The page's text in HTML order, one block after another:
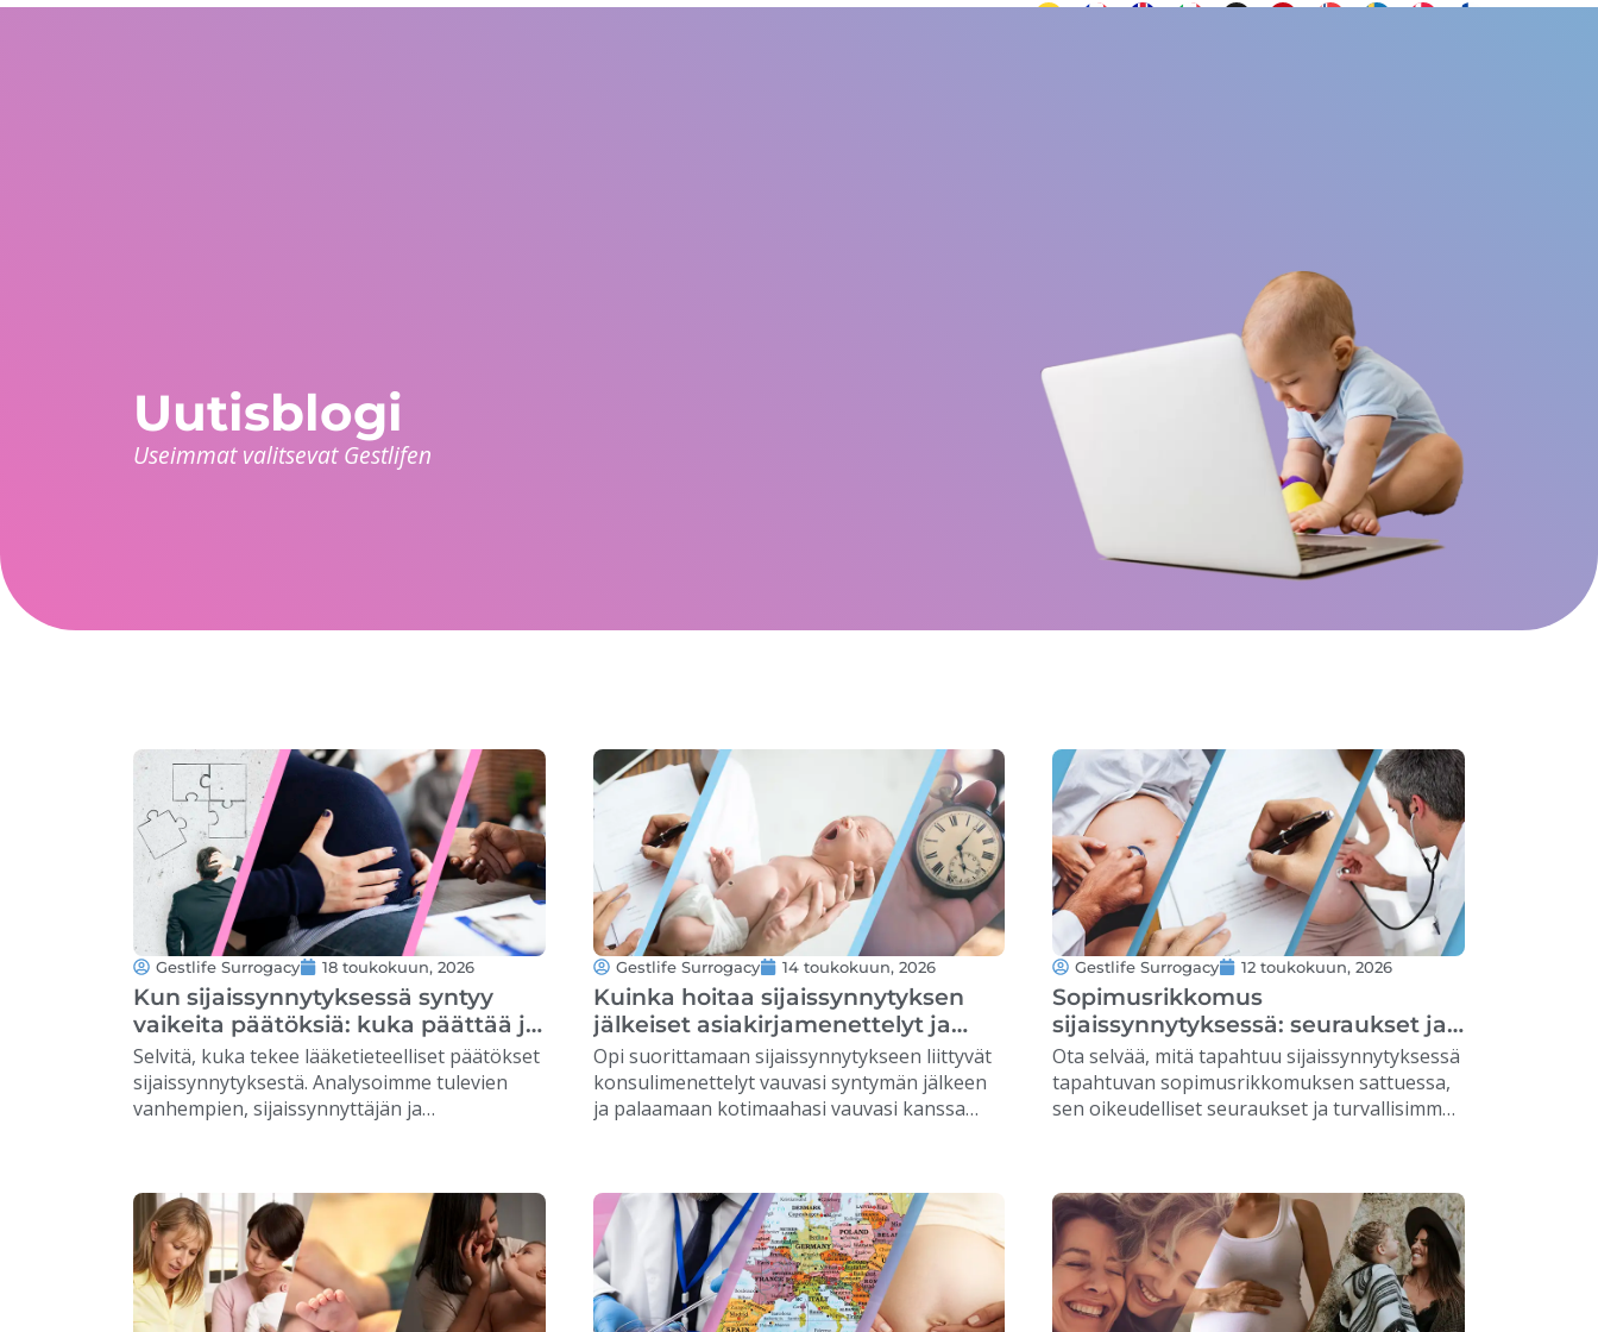
Uutisblogi
Useimmat valitsevat Gestlifen
Gestlife Surrogacy 18 toukokuun, 2026
Kun sijaissynnytyksessä syntyy
vaikeita päätöksiä: kuka päättää ja
miten tilanteet ratkaistaan
Selvitä, kuka tekee lääketieteelliset päätökset
sijaissynnytyksestä. Analysoimme tulevien
vanhempien, sijaissynnyttäjän ja
Gestlife Surrogacy 14 toukokuun, 2026
Kuinka hoitaa sijaissynnytyksen
jälkeiset asiakirjamenettelyt ja
palata kotiin
Opi suorittamaan sijaissynnytykseen liittyvät
konsulimenettelyt vauvasi syntymän jälkeen
ja palaamaan kotimaahasi vauvasi kanssa
Gestlife Surrogacy 12 toukokuun, 2026
Sopimusrikkomus
sijaissynnytyksessä: seuraukset ja
ratkaisukeinot
Ota selvää, mitä tapahtuu sijaissynnytyksessä
tapahtuvan sopimusrikkomuksen sattuessa,
sen oikeudelliset seuraukset ja turvallisimmat